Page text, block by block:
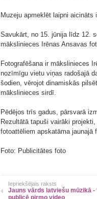
Muzeju apmeklēt laipni
Savukārt, no 15. jūnija līdz 12.
mākslinieces Irēnas Ansavas
Fotografēšana ir mākslinieces
nozīmīgu vietu viņas radošajā
šodien, vērojot dinamiskās
mākslinieces sirdī.
Pēdējos trīs gadus, pārsvarā
Rezultātā tapuši vairāki projekti,
fotoattēliem apskatāma jaunajā
Foto: Publicitātes foto
Iepriekšējais raksts
Jauns vārds latviešu mūzikā -
publicē pirmo video